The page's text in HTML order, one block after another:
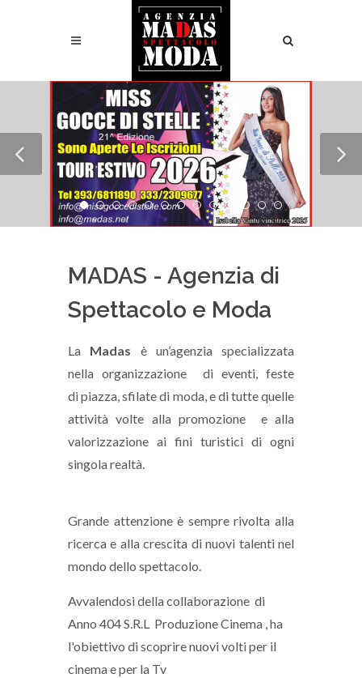
MADAS - Agenzia di
Spettacolo e Moda
La Madas è un’agenzia specializzata
nella organizzazione di eventi, feste
di piazza, sfilate di moda, e di tutte quelle
attività volte alla promozione e alla
valorizzazione ai fini turistici di ogni
singola realtà.
Grande attenzione è sempre rivolta alla
ricerca e alla crescita di nuovi talenti nel
mondo dello spettacolo.
Avvalendosi della collaborazione di
Anno 404 S.R.L Produzione Cinema , ha
l'obiettivo di scoprire nuovi volti per il
cinema e per la Tv